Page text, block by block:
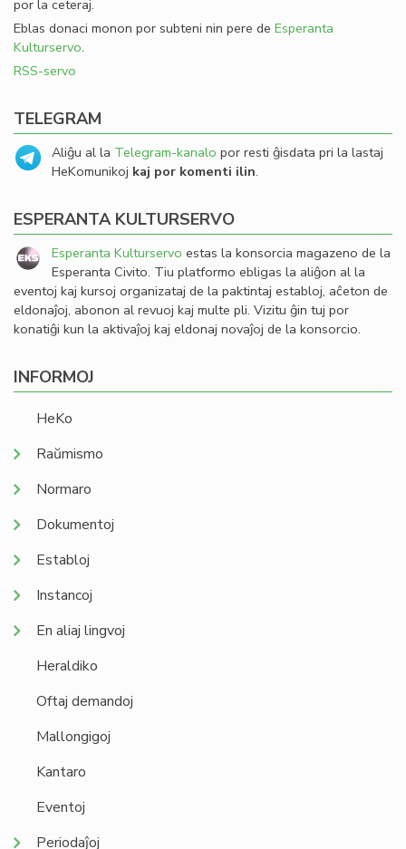
por la ceteraj.
Eblas donaci monon por subteni nin pere de Esperanta
Kulturservo.
RSS-servo
TELEGRAM
Aliĝu al la Telegram-kanalo por resti ĝisdata pri la lastaj
HeKomunikoj kaj por komenti ilin.
ESPERANTA KULTURSERVO
Esperanta Kulturservo estas la konsorcia magazeno de la
Esperanta Civito. Tiu platformo ebligas la aliĝon al la
eventoj kaj kursoj organizataj de la paktintaj establoj, aĉeton de
eldonaĵoj, abonon al revuoj kaj multe pli. Vizitu ĝin tuj por
konatiĝi kun la aktivaĵoj kaj eldonaj novaĵoj de la konsorcio.
INFORMOJ
HeKo
Raŭmismo
Normaro
Dokumentoj
Establoj
Instancoj
En aliaj lingvoj
Heraldiko
Oftaj demandoj
Mallongigoj
Kantaro
Eventoj
Periodaĵoj